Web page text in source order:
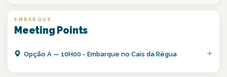
EMBARQUE
Meeting Points
OpçãoA —10H00 - Embarque no Cais da Régua